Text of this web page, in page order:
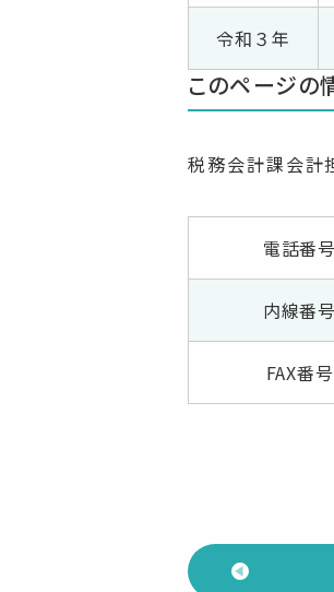
令和３年
このページの
税務会計課会計
電話番号
内線番号
FAX番号